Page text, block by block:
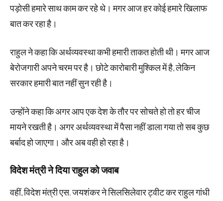
पड़ोसी हमारे साथ काम कर रहे थे। मगर आज हर कोई हमारे खिलाफ
बात कर रहा है।
राहुल ने कहा कि अर्थव्यवस्था कभी हमारी ताकत होती थी। मगर आज
बेरोजगारी अपने चरम पर है। छोटे कारोबारी मुश्किल में है, लेकिन
सरकार हमारी बात नहीं सुन रही है।
उन्होंने कहा कि अगर आप एक देश के तौर पर सोचते हो तो हर चीज
मायने रखती है। अगर अर्थव्यवस्था में पैसा नहीं डाला गया तो सब कुछ
बर्बाद हो जाएगा। और अब वही हो रहा है।
विदेश मंत्री ने दिया राहुल को जवाब
वहीं, विदेश मंत्री एस. जयशंकर ने सिलसिलेवार ट्वीट कर राहुल गांधी